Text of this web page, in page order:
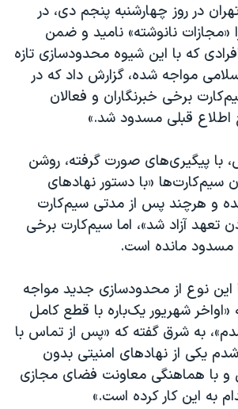
کادر رهبری ایران
۹۸
آمریکا «سی‌پک»
به چین
در روز چهارشنبه پنجم دی، در
«مجازات نانوشته» نامید و ضمن
که با این شیوه محدودسازی تازه
مواجه شده، گزارش داد که در
برخی خبرنگاران و فعالان
اطلاع قبلی مسدود شد.»
با پیگیری‌های صورت گرفته، روشن
«با دستور نهادهای
و هرچند پس از مدتی سیم‌کارت
تعهد آزاد شد»، اما سیم‌کارت برخی
مسدود مانده است.
این نوع از محدودسازی جدید مواجه
شهریور یک‌باره با قطع کامل
به شرق گفته که «پس از تماس با
یکی از نهادهای امنیتی بدون
و با هماهنگی معاونت فضای مجازی
به این کار کرده است.»